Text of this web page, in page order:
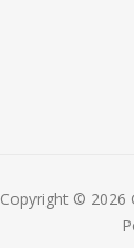
Copyright © 2026